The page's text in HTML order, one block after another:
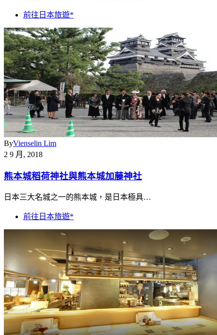
前往日本旅遊*
ByVienselin Lim
2 9 月, 2018
熊本城稻荷神社與熊本城加藤神社
日本三大名城之一的熊本城，是日本極具…
前往日本旅遊*